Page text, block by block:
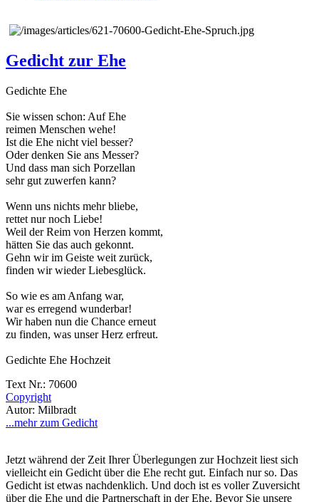
Gedicht zur Ehe
Gedichte Ehe
Sie wissen schon: Auf Ehe
reimen Menschen wehe!
Ist die Ehe nicht viel besser?
Oder denken Sie ans Messer?
Und dass man sich Porzellan
sehr gut zuwerfen kann?
Wenn uns nichts mehr bliebe,
rettet nur noch Liebe!
Weil der Reim von Herzen kommt,
hätten Sie das auch gekonnt.
Gehn wir im Geiste weit zurück,
finden wir wieder Liebesglück.
So wie es am Anfang war,
war es erregend wunderbar!
Wir haben nun die Chance erneut
zu finden, was unser Herz erfreut.
Gedichte Ehe Hochzeit
Text Nr.: 70600
Copyright
Autor: Milbradt
...mehr zum Gedicht
Jetzt während der Zeit Ihrer Überlegungen zur Hochzeit liest sich
vielleicht ein Gedicht über die Ehe recht gut. Einfach nur so. Das
Gedicht ist etwas nachdenklich. Und doch ist es voller Zuversicht
über die Ehe und die Partnerschaft in der Ehe. Bevor Sie unsere